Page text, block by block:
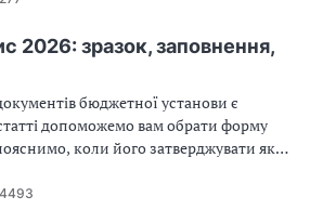
2026: зразок, заповнення,
бюджетної установи є
допоможемо вам обрати форму
коли його затверджувати як